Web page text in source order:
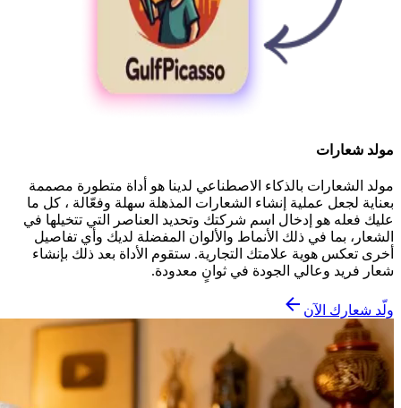
مولد شعارات
مولد الشعارات بالذكاء الاصطناعي لدينا هو أداة متطورة مصممة
بعناية لجعل عملية إنشاء الشعارات المذهلة سهلة وفعّالة ، كل ما
عليك فعله هو إدخال اسم شركتك وتحديد العناصر التي تتخيلها في
الشعار، بما في ذلك الأنماط والألوان المفضلة لديك وأي تفاصيل
أخرى تعكس هوية علامتك التجارية. ستقوم الأداة بعد ذلك بإنشاء
شعار فريد وعالي الجودة في ثوانٍ معدودة.
ولّد شعارك الآن